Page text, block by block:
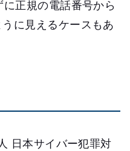
正規の電話番号から
に見えるケースもあ
日本サイバー犯罪対